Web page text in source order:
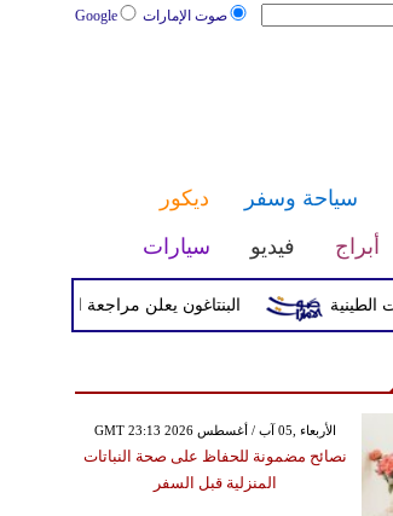
صوت الإمارات Google
سياحة وسفر
ديكور
أبراج فيديو سيارات
البنتاغون يعلن مراجعة التواجد العسكري
GMT 23:13 2026 الأربعاء ,05 آب / أغسطس
نصائح مضمونة للحفاظ على صحة النباتات
المنزلية قبل السفر